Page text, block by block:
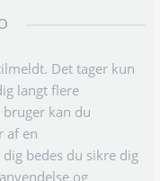
Det tager kun
langt flere
kan du
af en
bedes du sikre dig
og